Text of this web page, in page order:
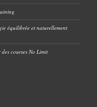
équilibrée et naturellement
courses No Limit